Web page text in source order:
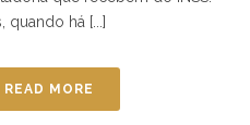
quando há [...]
READ MORE